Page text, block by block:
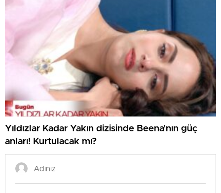
Yıldızlar Kadar Yakın dizisinde Beena’nın güç
anları! Kurtulacak mı?